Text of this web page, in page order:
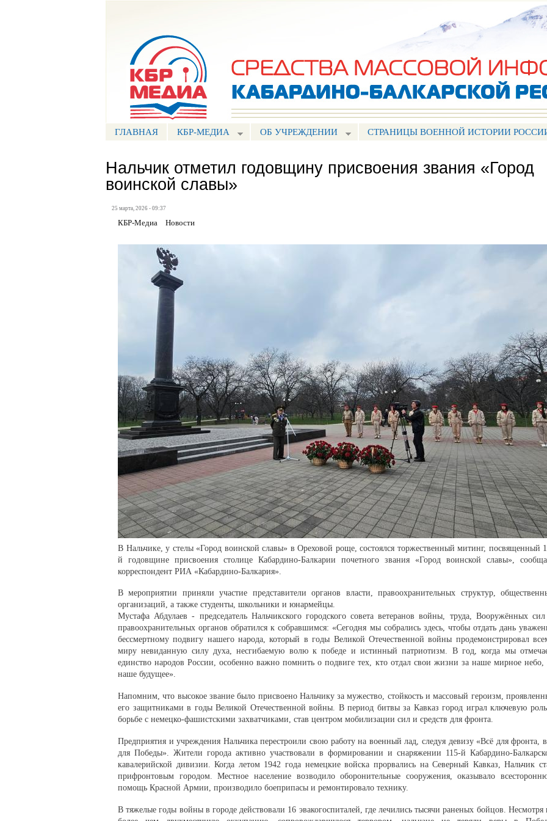
ГЛАВНАЯ КБР-МЕДИА ОБ УЧРЕЖДЕНИИ СТРАНИЦЫ ВОЕННОЙ ИСТОРИИ
Нальчик отметил годовщину присвоения звания «Город
воинской славы»
25 марта, 2026 - 09:37
КБР-Медиа Новости
В Нальчике, у стелы «Город воинской славы» в Ореховой роще, состоялся торжественный митинг, посвященный
й годовщине присвоения столице Кабардино-Балкарии почетного звания «Город воинской славы»,
корреспондент РИА «Кабардино-Балкария».
В мероприятии приняли участие представители органов власти, правоохранительных структур,
организаций, а также студенты, школьники и юнармейцы.
Мустафа Абдулаев - председатель Нальчикского городского совета ветеранов войны, труда, Вооружённых
правоохранительных органов обратился к собравшимся: «Сегодня мы собрались здесь, чтобы отдать дань
бессмертному подвигу нашего народа, который в годы Великой Отечественной войны продемонстрировал
миру невиданную силу духа, несгибаемую волю к победе и истинный патриотизм. В год, когда мы
единство народов России, особенно важно помнить о подвиге тех, кто отдал свои жизни за наше мирное небо,
наше будущее».
Напомним, что высокое звание было присвоено Нальчику за мужество, стойкость и массовый героизм,
его защитниками в годы Великой Отечественной войны. В период битвы за Кавказ город играл ключевую
борьбе с немецко-фашистскими захватчиками, став центром мобилизации сил и средств для фронта.
Предприятия и учреждения Нальчика перестроили свою работу на военный лад, следуя девизу «Всё для фронта,
для Победы». Жители города активно участвовали в формировании и снаряжении 115-й Кабардино-
кавалерийской дивизии. Когда летом 1942 года немецкие войска прорвались на Северный Кавказ, Нальчик
прифронтовым городом. Местное население возводило оборонительные сооружения, оказывало
помощь Красной Армии, производило боеприпасы и ремонтировало технику.
В тяжелые годы войны в городе действовали 16 эвакогоспиталей, где лечились тысячи раненых бойцов. Несмотря